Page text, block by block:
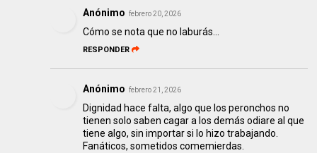
Anónimo febrero 20, 2026
Cómo se nota que no laburás...
RESPONDER
Anónimo febrero 21, 2026
Dignidad hace falta, algo que los peronchos no
tienen solo saben cagar a los demás odiare al que
tiene algo, sin importar si lo hizo trabajando.
Fanáticos, sometidos comemierdas.